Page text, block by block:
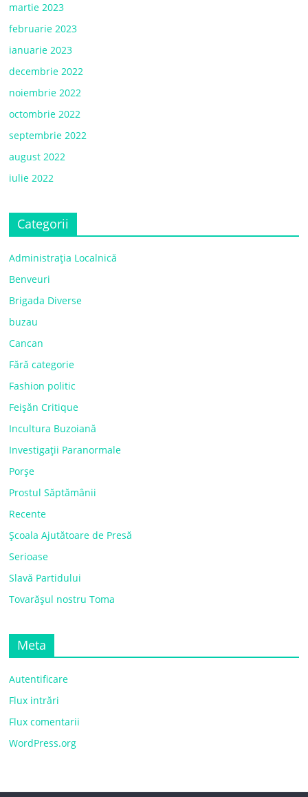
martie 2023
februarie 2023
ianuarie 2023
decembrie 2022
noiembrie 2022
octombrie 2022
septembrie 2022
august 2022
iulie 2022
Categorii
Administrația Localnică
Benveuri
Brigada Diverse
buzau
Cancan
Fără categorie
Fashion politic
Feișăn Critique
Incultura Buzoiană
Investigații Paranormale
Porșe
Prostul Săptămânii
Recente
Școala Ajutătoare de Presă
Serioase
Slavă Partidului
Tovarășul nostru Toma
Meta
Autentificare
Flux intrări
Flux comentarii
WordPress.org